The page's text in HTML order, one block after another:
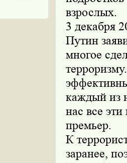
взрослых.
3 декабря
Путин
многое
каждый из
нас все
премьер.
К
заранее,